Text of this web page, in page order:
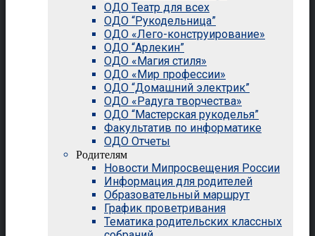
ОДО Театр для всех
ОДО “Рукодельница”
ОДО «Лего-конструирование»
ОДО “Арлекин”
ОДО «Магия стиля»
ОДО «Мир профессии»
ОДО “Домашний электрик”
ОДО «Радуга творчества»
ОДО “Мастерская рукоделья”
Факультатив по информатике
ОДО Отчеты
Родителям
Новости Мипросвещения России
Информация для родителей
Образовательный маршрут
График проветривания
Тематика родительских классных